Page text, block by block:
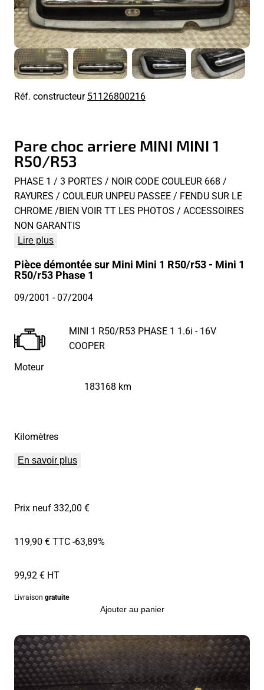
Réf. constructeur51126800216
Pare choc arriere MINI MINI 1
R50/R53
PHASE 1 / 3 PORTES / NOIR CODE COULEUR 668 /
RAYURES / COULEUR UNPEU PASSEE / FENDU SUR LE
CHROME /BIEN VOIR TT LES PHOTOS / ACCESSOIRES
NON GARANTIS
Lire plus
Pièce démontée sur Mini Mini 1 R50/r53 - Mini 1
R50/r53 Phase 1
09/2001 - 07/2004
Moteur
MINI 1 R50/R53 PHASE 1 1.6i - 16V
COOPER
Kilomètres
183168 km
En savoir plus
Prix neuf 332,00 €
119,90 € TTC-63,89%
99,92 € HT
Livraison gratuite
Ajouter au panier